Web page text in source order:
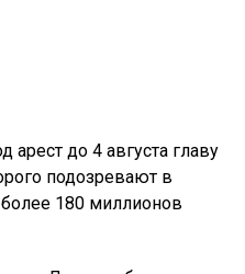
арест до 4 августа главу
подозревают в
180 миллионов